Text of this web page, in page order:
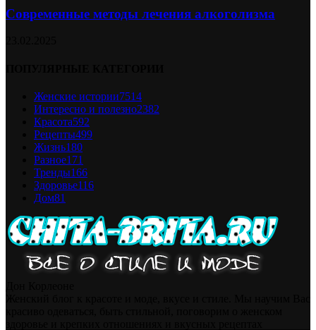
Современные методы лечения алкоголизма
Женские истории7514
Интересно и полезно2382
Красота592
Рецепты499
Жизнь180
Разное171
Тренды166
Здоровье116
Дом81